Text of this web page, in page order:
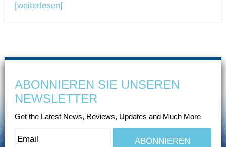
[weiterlesen]
ABONNIEREN SIE UNSEREN
NEWSLETTER
Get the Latest News, Reviews, Updates and Much More